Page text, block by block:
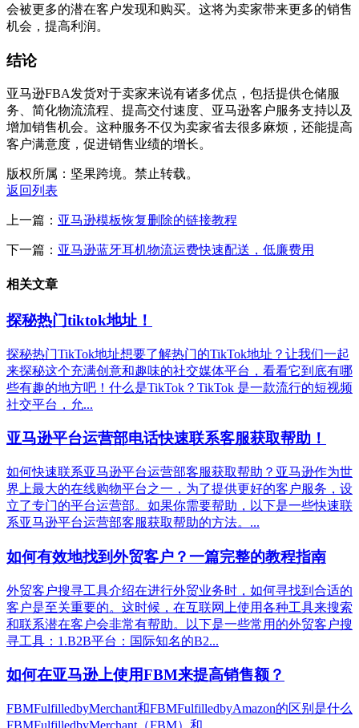
会被更多的潜在客户发现和购买。这将为卖家带来更多的销售
机会，提高利润。
结论
亚马逊FBA发货对于卖家来说有诸多优点，包括提供仓储服
务、简化物流流程、提高交付速度、亚马逊客户服务支持以及
增加销售机会。这种服务不仅为卖家省去很多麻烦，还能提高
客户满意度，促进销售业绩的增长。
版权所属：坚果跨境。禁止转载。
返回列表
上一篇： 亚马逊模板恢复删除的链接教程
下一篇： 亚马逊蓝牙耳机物流运费快速配送，低廉费用
相关文章
探秘热门tiktok地址！
探秘热门TikTok地址想要了解热门的TikTok地址？让我们一起
来探秘这个充满创意和趣味的社交媒体平台，看看它到底有哪
些有趣的地方吧！什么是TikTok？TikTok 是一款流行的短视频
社交平台，允...
亚马逊平台运营部电话快速联系客服获取帮助！
如何快速联系亚马逊平台运营部客服获取帮助？亚马逊作为世
界上最大的在线购物平台之一，为了提供更好的客户服务，设
立了专门的平台运营部。如果你需要帮助，以下是一些快速联
系亚马逊平台运营部客服获取帮助的方法。...
如何有效地找到外贸客户？一篇完整的教程指南
外贸客户搜寻工具介绍在进行外贸业务时，如何寻找到合适的
客户是至关重要的。这时候，在互联网上使用各种工具来搜索
和联系潜在客户会非常有帮助。以下是一些常用的外贸客户搜
寻工具：1.B2B平台：国际知名的B2...
如何在亚马逊上使用FBM来提高销售额？
FBMFulfilledbyMerchant和FBMFulfilledbyAmazon的区别是什么
FBMFulfilledbyMerchant（FBM）和